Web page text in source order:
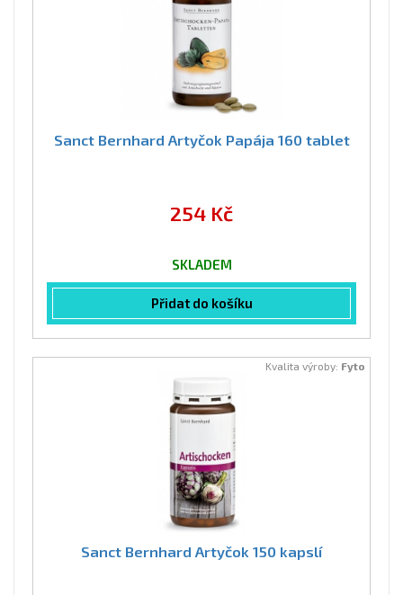
Sanct Bernhard Artyčok Papája 160 tablet
254 Kč
SKLADEM
Přidat do košíku
Kvalita výroby: Fyto
Sanct Bernhard Artyčok 150 kapslí